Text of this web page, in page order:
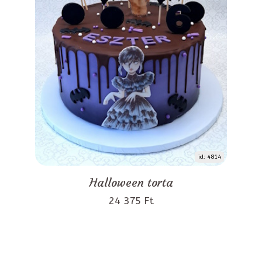
id: 4814
Halloween torta
24 375 Ft